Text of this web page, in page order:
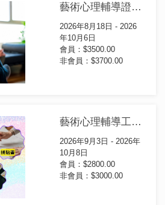
藝術心理輔導證書課程(第19屆)
2026年8月18日 - 2026
年10月6日
會員：$3500.00
非會員：$3700.00
藝術心理輔導工具箱證書課程(第13屆)
2026年9月3日 - 2026年
10月8日
會員：$2800.00
非會員：$3000.00